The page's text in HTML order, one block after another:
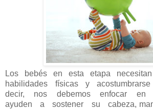
Los bebés en esta etapa
habilidades físicas y
decir, nos debemos enfocar
ayuden a sostener su cabeza,